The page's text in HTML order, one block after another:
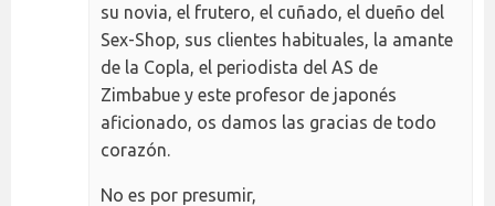
su novia, el frutero, el cuñado, el dueño del
Sex-Shop, sus clientes habituales, la amante
de la Copla, el periodista del AS de
Zimbabue y este profesor de japonés
aficionado, os damos las gracias de todo
corazón.
No es por presumir,